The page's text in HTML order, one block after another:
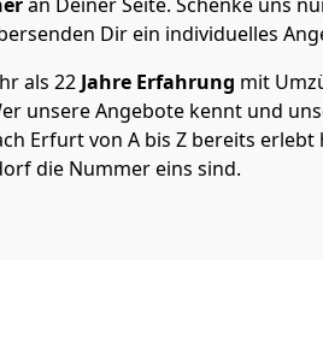
Dir ein individuelles
als 22 Jahre Erfahrung mit
unsere Angebote kennt und
Erfurt von A bis Z bereits
die Nummer eins sind.